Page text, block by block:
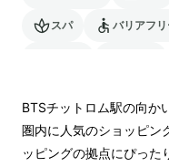
スパ バリアフ
BTSチットロム駅の向
圏内に人気のショッピン
ッピングの拠点にぴった